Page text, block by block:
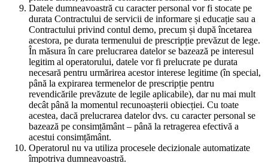
Datele dumneavoastră cu caracter personal vor fi stocate pe
durata Contractului de servicii de informare și educație sau a
Contractului privind contul demo, precum și după încetarea
acestora, pe durata termenului de prescripție prevăzut de lege.
În măsura în care prelucrarea datelor se bazează pe interesul
legitim al operatorului, datele vor fi prelucrate pe durata
necesară pentru urmărirea acestor interese legitime (în special,
până la expirarea termenelor de prescripție pentru
revendicările prevăzute de legile aplicabile), dar nu mai mult
decât până la momentul recunoașterii obiecției. Cu toate
acestea, dacă prelucrarea datelor dvs. cu caracter personal se
bazează pe consimțământ – până la retragerea efectivă a
acestui consimțământ.
Operatorul nu va utiliza procesele decizionale automatizate
împotriva dumneavoastră.